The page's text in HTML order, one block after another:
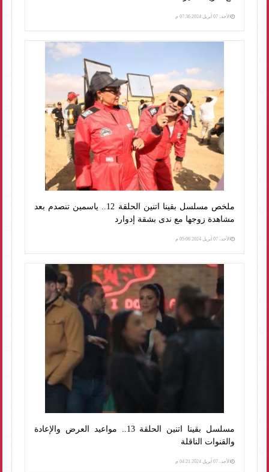
الأحد، 07 أبريل 2024 07:36 م
ملخص مسلسل بقينا اتنين الحلقة 12.. ياسمين تنصدم بعد
مشاهدة زوجها مع ندى بشقة إدوارد
الأحد، 07 أبريل 2024 05:06 م
مسلسل بقينا اتنين الحلقة 13.. مواعيد العرض والإعادة
والقنوات الناقلة
الأحد، 07 أبريل 2024 04:21 م